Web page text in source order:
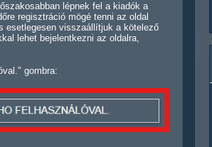
lépnek fel a kiadók a
regisztráció mögé tenni az oldal
esetlegesen visszaállítjuk a kötelező
lehet bejelentkezni az oldalra,
gombra: